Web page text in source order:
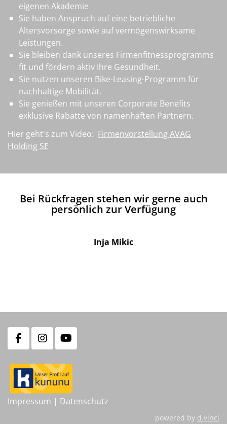
eigenen Akademie
Sie haben Anspruch auf eine betriebliche
Altersvorsorge sowie auf vermögenswirksame
Leistungen.
Sie bleiben dank unseres Firmenfitnessprogramms
fit und fördern aktiv Ihre Gesundheit.
Sie nutzen unseren Bike-Leasing-Programm für
nachhaltige Mobilität.
Sie genießen mit unseren Corporate Benefits
exklusive Rabatte von namenhaften Partnern.
Hier geht's zum Video: Firmenvorstellung AVAG
Holding SE
Bei Rückfragen stehen wir gerne auch
persönlich zur Verfügung
Inja Mikic
Impressum | Datenschutz
powered by d.vinci